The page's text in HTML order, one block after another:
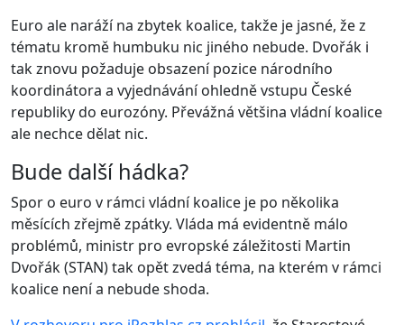
Euro ale naráží na zbytek koalice, takže je jasné, že z
tématu kromě humbuku nic jiného nebude. Dvořák i
tak znovu požaduje obsazení pozice národního
koordinátora a vyjednávání ohledně vstupu České
republiky do eurozóny. Převážná většina vládní koalice
ale nechce dělat nic.
Bude další hádka?
Spor o euro v rámci vládní koalice je po několika
měsících zřejmě zpátky. Vláda má evidentně málo
problémů, ministr pro evropské záležitosti Martin
Dvořák (STAN) tak opět zvedá téma, na kterém v rámci
koalice není a nebude shoda.